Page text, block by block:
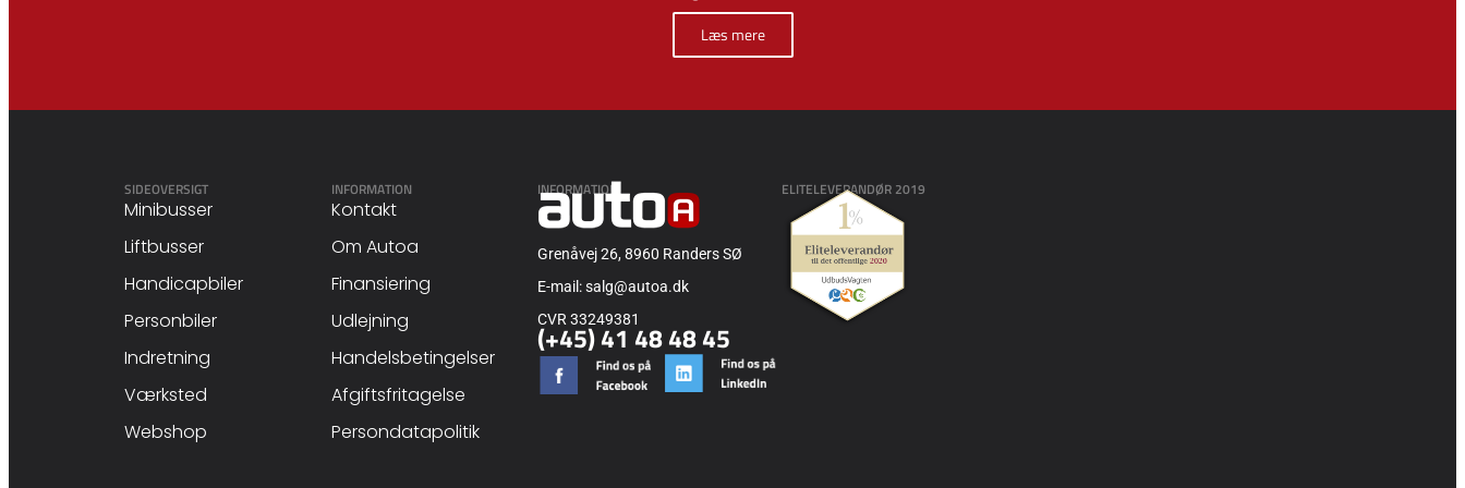
Læs mere
SIDEOVERSIGT
Minibusser
Liftbusser
Handicapbiler
Personbiler
Indretning
Værksted
Webshop
INFORMATION
Kontakt
Om Autoa
Finansiering
Udlejning
Handelsbetingelser
Afgiftsfritagelse
Persondatapolitik
INFORMATION
Grenåvej 26, 8960 Randers SØ
E-mail: salg@autoa.dk
CVR 33249381
(+45) 41 48 48 45
ELITELEVERANDØR 2019